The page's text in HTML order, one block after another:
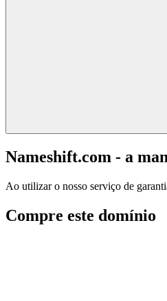
Nameshift.com - a
Ao utilizar o nosso serviço de
Compre este domínio